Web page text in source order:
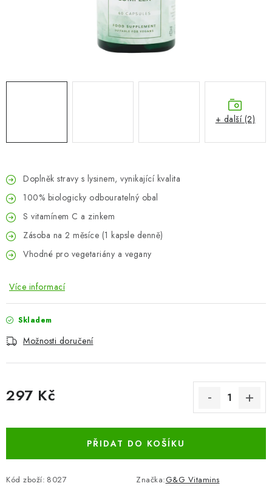
Odborný garant MUDr. Monika Klaudysová
Obchodní podmínky Kontakty
Doplněk stravy s lysinem, vynikající kvalita
100% biologicky odbouratelný obal
S vitamínem C a zinkem
Zásoba na 2 měsíce (1 kapsle denně)
Vhodné pro vegetariány a vegany
Více informací
Skladem
Možnosti doručení
297 Kč
PŘIDAT DO KOŠÍKU
Kód zboží: 8027 Značka:G&G Vitamins
+ další (2)